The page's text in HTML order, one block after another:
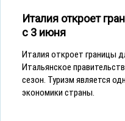
Италия откроет
с 3 июня
Италия откроет границы
Итальянское
сезон. Туризм является
экономики страны.